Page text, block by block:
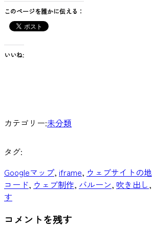
このページを誰かに伝える：
いいね:
カテゴリー:未分類
タグ:
Googleマップ, iframe, ウェブサイトの
コード, ウェブ制作, バルーン, 吹き出し,
す
コメントを残す